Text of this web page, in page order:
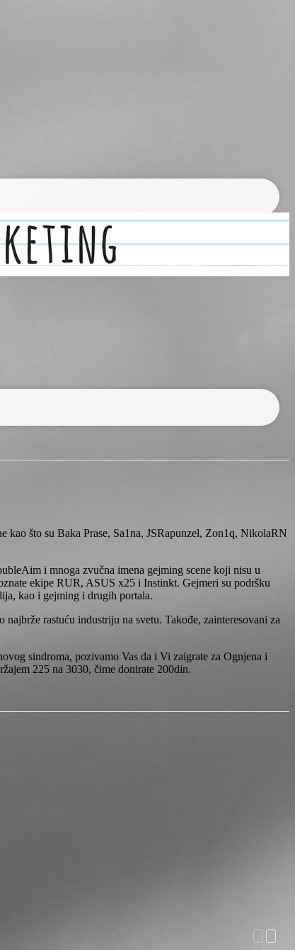
kao što su Baka Prase, Sa1na, JSRapunzel, Zon1q, NikolaRN
i mnoga zvučna imena gejming scene koji nisu u
ekipe RUR, ASUS x25 i Instinkt. Gejmeri su podršku
kao i gejming i drugih portala.
rastuću industriju na svetu. Takođe, zainteresovani za
sindroma, pozivamo Vas da i Vi zaigrate za Ognjena i
225 na 3030, čime donirate 200din.